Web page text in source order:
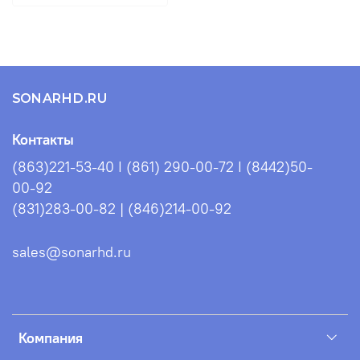
бар), кильсоне – 35 кПа (0,35 атм, 0,35 бар).При давлении ниже
20 кПа эксплуатация надувной лодки не допускается.
SONARHD.RU
Компания
Контакты
(863)221-53-40 I (861) 290-00-72 I (8442)50-
00-92
(831)283-00-82 | (846)214-00-92
sales@sonarhd.ru